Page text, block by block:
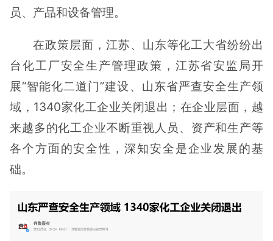
员、产品和设备管理。
在政策层面，江苏、山东等化工大省纷纷出
台化工厂安全生产管理政策，江苏省安监局开
展“智能化二道门”建设、山东省严查安全生产领
域，1340家化工企业关闭退出；在企业层面，越
来越多的化工企业不断重视人员、资产和生产等
各个方面的安全性，深知安全是企业发展的基
础。